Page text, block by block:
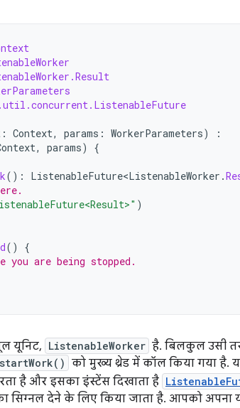
: Context, params : WorkerParameters)
:
, params) {
(): ListenableFuture<ListenableWorker .
)
()
{
you are being stopped.
यूनिट, ListenableWorker है. बिलकुल उसी
startWork() को मुख्य थ्रेड में कॉल किया गया है.
है और इसका इंस्टेंस दिखाता है
सिग्नल देने के लिए किया जाता है. आपको अपना